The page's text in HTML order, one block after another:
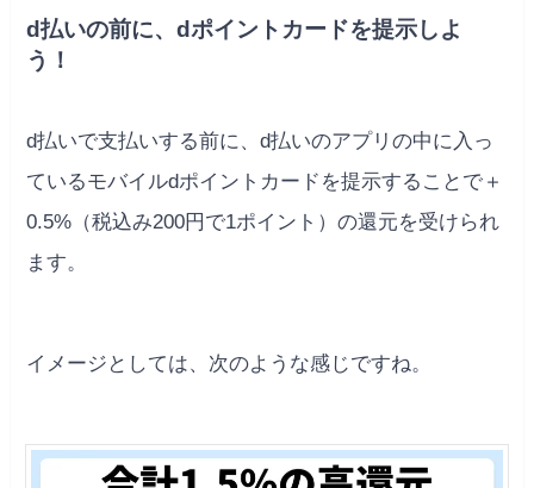
d払いの前に、dポイントカードを提示しよ
う！
d払いで支払いする前に、d払いのアプリの中に入っ
ているモバイルdポイントカードを提示することで＋
0.5%（税込み200円で1ポイント）の還元を受けられ
ます。
イメージとしては、次のような感じですね。